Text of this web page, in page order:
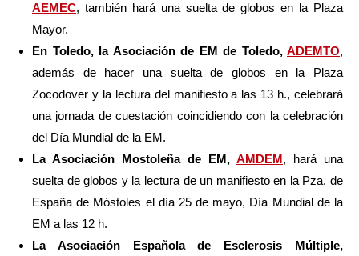
AEMEC, también hará una suelta de globos en la Plaza
Mayor.
En Toledo, la Asociación de EM de Toledo, ADEMTO,
además de hacer una suelta de globos en la Plaza
Zocodover y la lectura del manifiesto a las 13 h., celebrará
una jornada de cuestación coincidiendo con la celebración
del Día Mundial de la EM.
La Asociación Mostoleña de EM, AMDEM, hará una
suelta de globos y la lectura de un manifiesto en la Pza. de
España de Móstoles el día 25 de mayo, Día Mundial de la
EM a las 12 h.
La Asociación Española de Esclerosis Múltiple,